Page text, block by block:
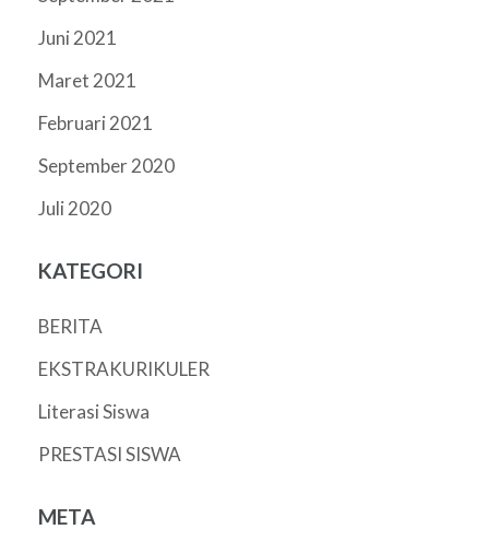
Juni 2021
Maret 2021
Februari 2021
September 2020
Juli 2020
KATEGORI
BERITA
EKSTRAKURIKULER
Literasi Siswa
PRESTASI SISWA
META